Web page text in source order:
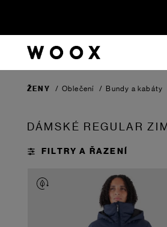
ŽENY / Oblečení / Bundy a kabáty
DÁMSKÉ REGULAR